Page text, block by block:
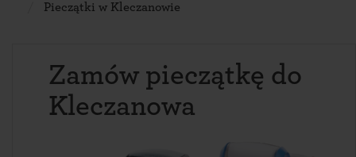
Pieczątki w Kleczanowie
Zamów pieczątkę do
Kleczanowa